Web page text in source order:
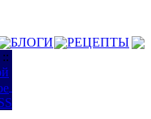
БЛОГИ
РЕЦЕПТЫ
::